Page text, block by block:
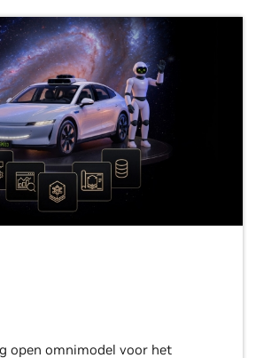
open omnimodel voor het